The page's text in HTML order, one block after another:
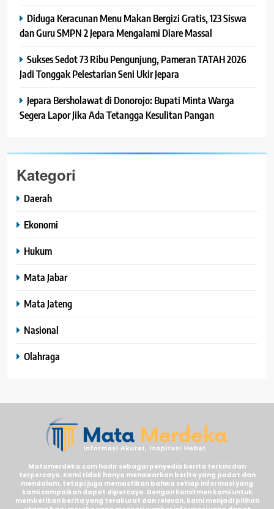
Diduga Keracunan Menu Makan Bergizi Gratis, 123 Siswa
dan Guru SMPN 2 Jepara Mengalami Diare Massal
Sukses Sedot 73 Ribu Pengunjung, Pameran TATAH 2026
Jadi Tonggak Pelestarian Seni Ukir Jepara
Jepara Bersholawat di Donorojo: Bupati Minta Warga
Segera Lapor Jika Ada Tetangga Kesulitan Pangan
Kategori
Daerah
Ekonomi
Hukum
Mata Jabar
Mata Jateng
Nasional
Olahraga
Matamerdeka.com hadir sebagai penyedia berita terkini dan
terpercaya. Kami tidak hanya menawarkan berita yang padat dan
mendalam, tetapi juga memastikan bahwa setiap informasi yang
kami sampaikan dapat dipercaya. Dengan komitmen kami untuk
memberikan berita yang terakurat dan relevan, kami menjadi pilihan